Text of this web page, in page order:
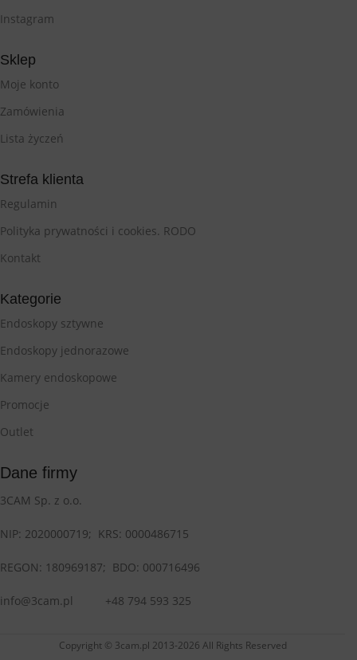
Instagram
Sklep
Moje konto
Zamówienia
Lista życzeń
Strefa klienta
Regulamin
Polityka prywatności i cookies. RODO
Kontakt
Kategorie
Endoskopy sztywne
Endoskopy jednorazowe
Kamery endoskopowe
Promocje
Outlet
Dane firmy
3CAM Sp. z o.o.
NIP: 2020000719; KRS: 0000486715
REGON: 180969187; BDO: 000716496
info@3cam.pl +48 794 593 325
Copyright © 3cam.pl 2013-2026 All Rights Reserved